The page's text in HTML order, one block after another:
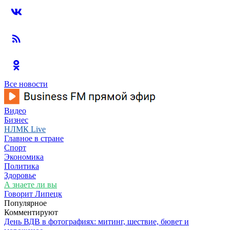
Все новости
Видео
Бизнес
НЛМК Live
Главное в стране
Спорт
Экономика
Политика
Здоровье
А знаете ли вы
Говорит Липецк
Популярное
Комментируют
День ВДВ в фотографиях: митинг, шествие, бювет и